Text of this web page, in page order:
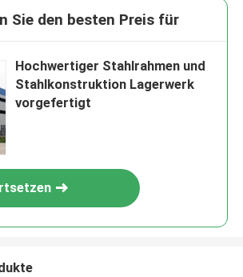
Sie den besten Preis für
Hochwertiger Stahlrahmen und
Stahlkonstruktion Lagerwerk
vorgefertigt